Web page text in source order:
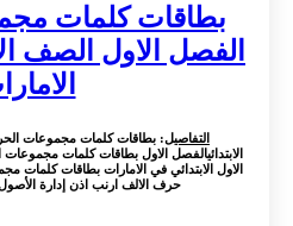
بطاقات كلمات
الفصل الاول الصف
التفاصيل: بطاقات كلمات مجموعات
الابتدائيالفصل الاول بطاقات كلمات
الاول الابتدائي في الامارات بطاقات كلمات
حرف الالف ارنب اذن إدارة الأصول Asset Management ...